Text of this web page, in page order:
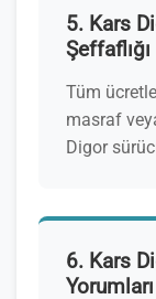
5. Kars
Şeffaflığı
Tüm
masraf
Digor
6. Kars
Yorumları